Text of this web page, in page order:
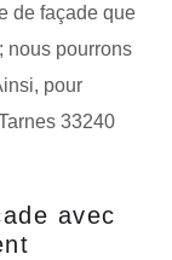
de façade que
nous pourrons
pour
33240
avec